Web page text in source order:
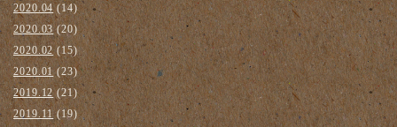
2020.04(14)
2020.03(20)
2020.02(15)
2020.01 (23)
2019.12(21)
2019.11(19)